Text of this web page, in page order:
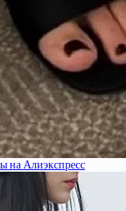
на Алиэкспресс